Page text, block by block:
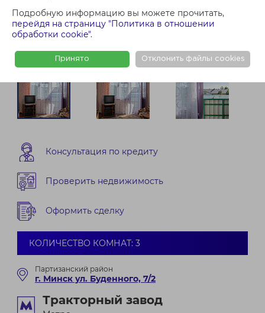
Подробную информацию вы можете прочитать,
перейдя на страницу "Политика в отношении
обработки cookie".
Принято Отклонить файлы cookies
Консультация по кредиту
Проверить недвижимость
Оформить сделку
КОЛИЧЕСТВО КОМНАТ: 3
Партизанский район
г. Минск ул. Буденного, 7/2
Тракторный завод